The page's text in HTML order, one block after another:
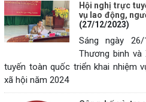
Hội nghị trực
vụ lao động,
(27/12/2023)
Sáng ngày
Thương binh
tuyến toàn quốc triển khai nhiệm
xã hội năm 2024